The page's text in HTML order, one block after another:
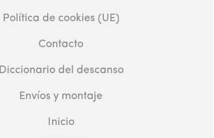
Política de cookies (UE)
Contacto
Diccionario del descanso
Envíos y montaje
Inicio